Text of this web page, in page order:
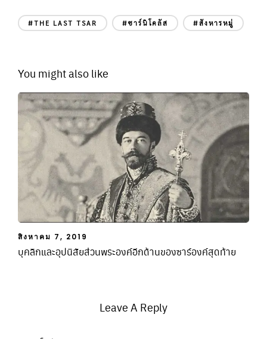
#THE LAST TSAR #ซาร์นิโคลัส #สังหารหมู่
You might also like
สิงหาคม 7, 2019
บุคลิกและอุปนิสัยส่วนพระองค์อีกด้านของซาร์องค์สุดท้าย
Leave A Reply